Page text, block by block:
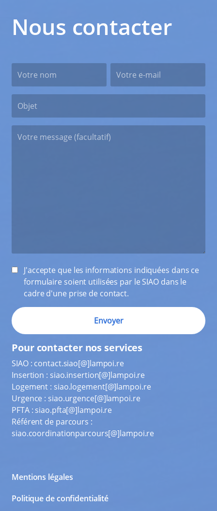
Nous contacter
J'accepte que les informations indiquées dans ce
formulaire soient utilisées par le SIAO dans le
cadre d'une prise de contact.
Pour contacter nos services
SIAO : contact.siao[@]lampoi.re
Insertion : siao.insertion[@]lampoi.re
Logement : siao.logement[@]lampoi.re
Urgence : siao.urgence[@]lampoi.re
PFTA : siao.pfta[@]lampoi.re
Référent de parcours :
siao.coordinationparcours[@]lampoi.re
Mentions légales
Politique de confidentialité